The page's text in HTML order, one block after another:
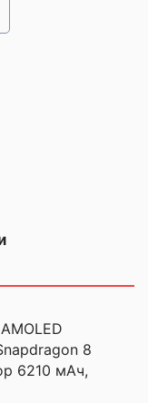
Оснащена
для
Поддержка двух
8
6210 мАч,